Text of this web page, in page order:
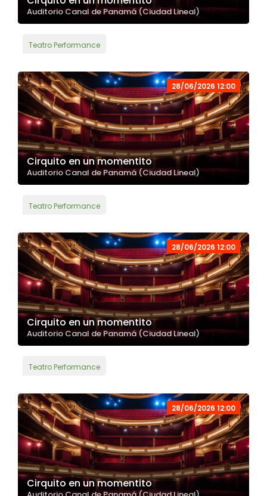
Auditorio Canal de Panamá (Ciudad Lineal)
Teatro Performance
28/06/2026 12:00
Cirquito en un momentito
Auditorio Canal de Panamá (Ciudad Lineal)
Teatro Performance
28/06/2026 12:00
Cirquito en un momentito
Auditorio Canal de Panamá (Ciudad Lineal)
Teatro Performance
28/06/2026 12:00
Cirquito en un momentito